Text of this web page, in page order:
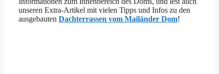
unseren Extra-Artikel mit vielen Tipps und Infos zu den
ausgebauten Dachterrassen vom Mailänder Dom!